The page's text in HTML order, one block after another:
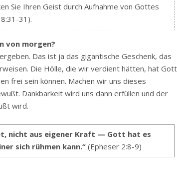
Sie Ihren Geist durch Aufnahme von Gottes
31).
von morgen?
Das ist ja das gigantische Geschenk, das
Die Hölle, die wir verdient hätten, hat Gott
frei sein können. Machen wir uns dieses
Dankbarkeit wird uns dann erfüllen und der
wird.
nicht aus eigener Kraft — Gott hat es
sich rühmen kann.“(Epheser 2:8-9)